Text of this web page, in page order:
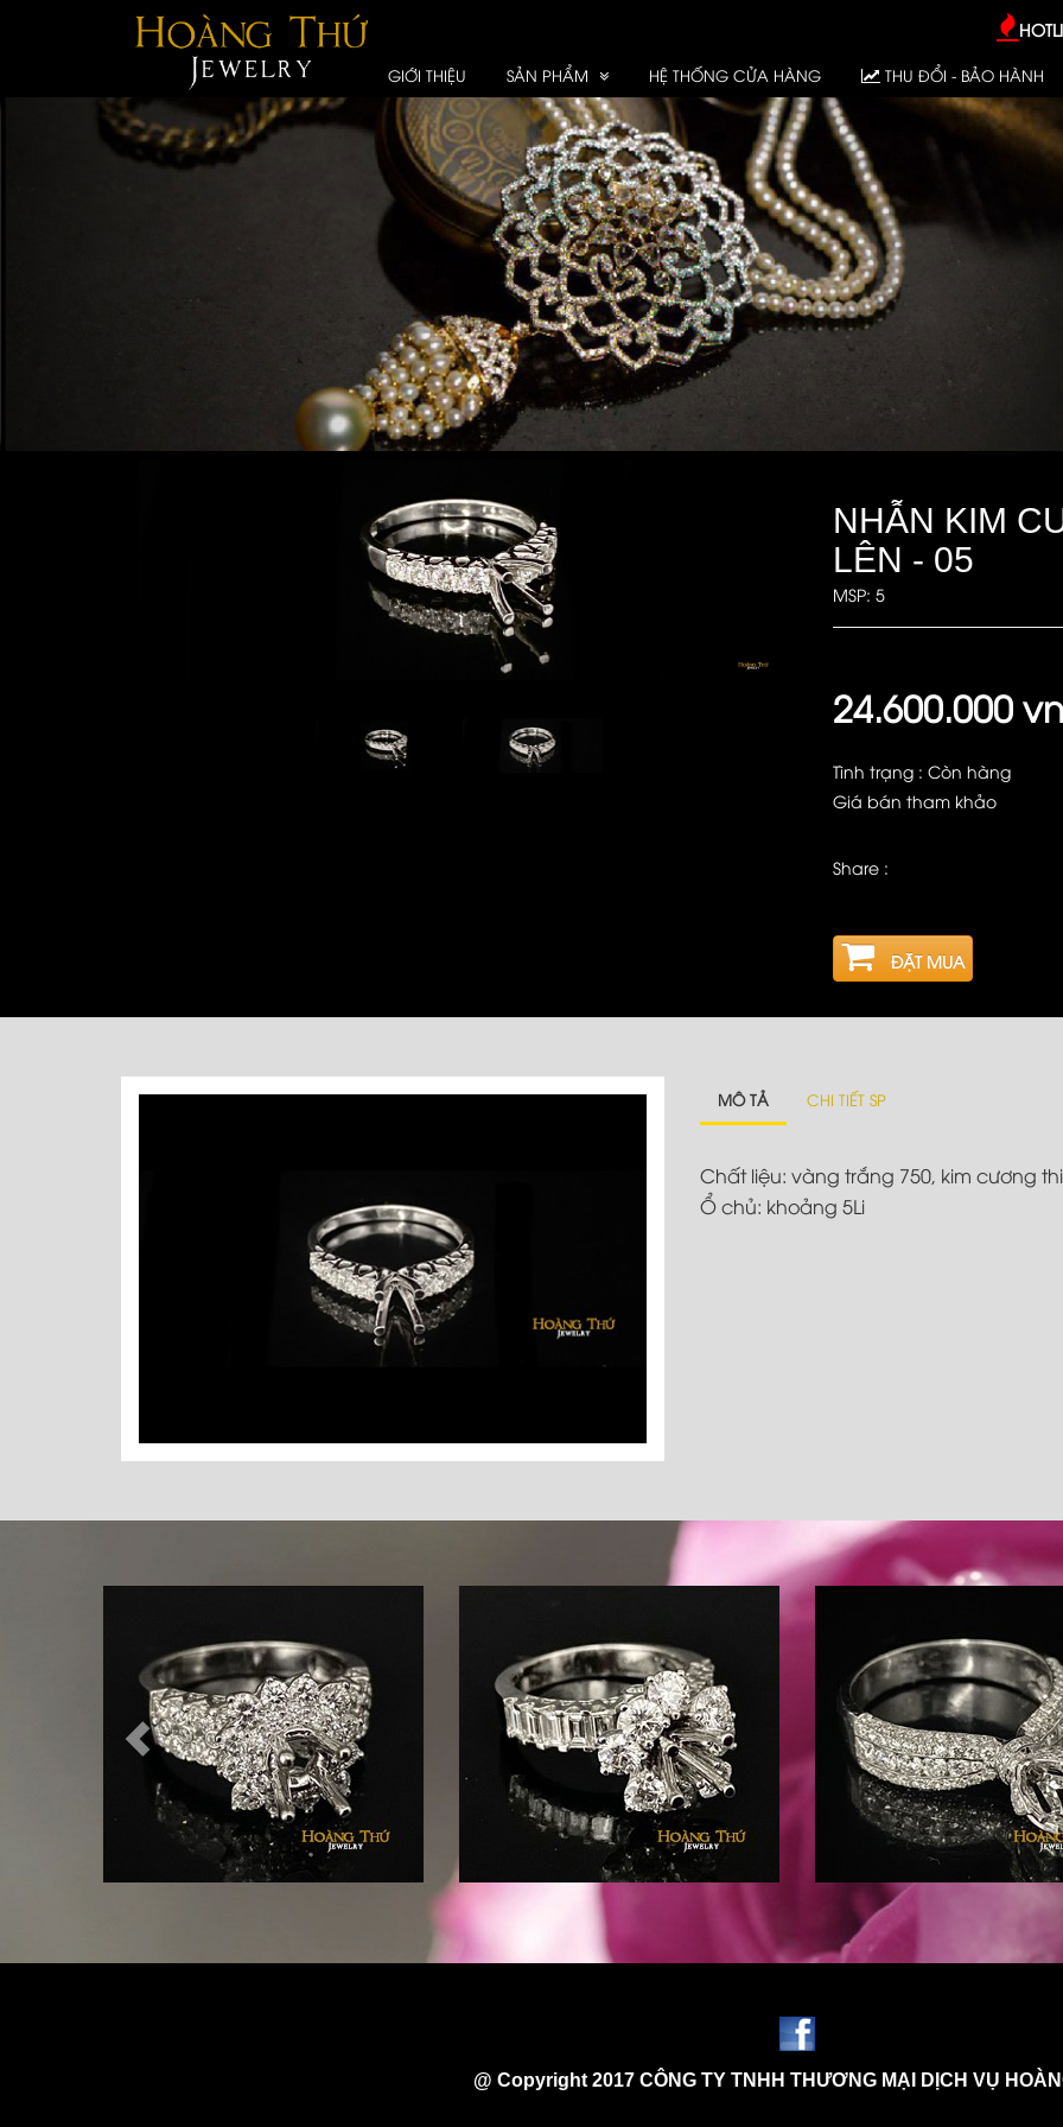
GIỚI THIỆU SẢN PHẨM HỆ THỐNG CỬA HÀNG THU ĐỔI - BẢO HÀNH
NHẪN KIM
LÊN - 05
MSP: 5
24.600.000
Tình trạng : Còn hàng
Giá bán tham khảo
Share :
ĐẶT MUA
MÔ TẢ CHI TIẾT SP
Chất liệu: vàng trắng 750, kim cương
Ổ chủ: khoảng 5Li
@ Copyright 2017 CÔNG TY TNHH THƯƠNG MẠI DỊCH VỤ